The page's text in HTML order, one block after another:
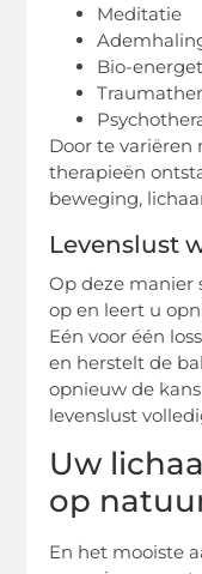
Meditatie
Bio-
Door te variëren
therapieën
beweging,
Levenslust
Op deze manier
op en leert u
Eén voor één
en herstelt de
opnieuw de
levenslust
Uw
op
En het mooiste